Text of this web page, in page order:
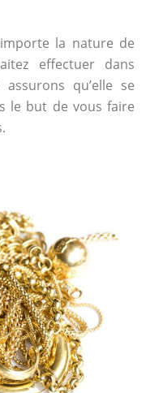
la nature de
effectuer dans
qu’elle se
le but de vous faire